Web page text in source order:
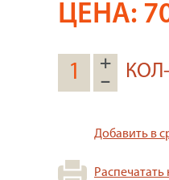
ЦЕНА:
+
–
Добавить в